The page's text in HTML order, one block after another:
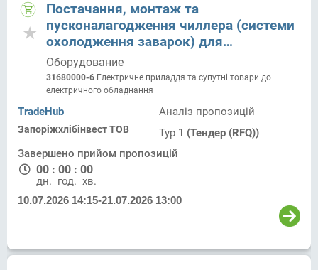
Постачання, монтаж та
пусконалагодження чиллера (системи
охолодження заварок) для
дріжджового відділення ТОВ
«Запоріжхлібінвест»/м. Запоріжжя,
вул. Новобудов, 6
Оборудование
31680000-6 Електричне приладдя та супутні товари до
електричного обладнання
TradeHub
Запоріжхлібінвест ТОВ
Аналіз пропозицій
Тур 1 (Тендер (RFQ))
Завершено прийом пропозицій
00 : 00 : 00
дн. год. хв.
10.07.2026 14:15-21.07.2026 13:00